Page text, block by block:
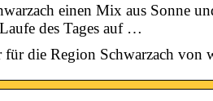
einen Mix aus Sonne
des Tages auf …
für die Region Schwarzach von